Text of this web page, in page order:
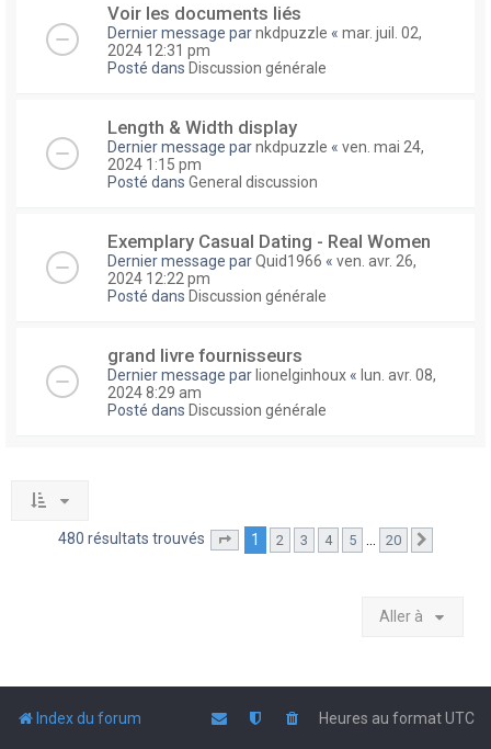
Voir les documents liés
Dernier message parnkdpuzzle « mar. juil. 02,
2024 12:31 pm
Posté dans Discussion générale
Length & Width display
Dernier message parnkdpuzzle « ven. mai 24,
2024 1:15 pm
Posté dans General discussion
Exemplary Сasual Dating - Real Women
Dernier message parQuid1966 « ven. avr. 26,
2024 12:22 pm
Posté dans Discussion générale
grand livre fournisseurs
Dernier message par lionelginhoux « lun. avr. 08,
2024 8:29 am
Posté dans Discussion générale
480 résultats trouvés Page sur20
1 2 3 4 5 … 20
Aller à
Index du forum Heures au formatUTC